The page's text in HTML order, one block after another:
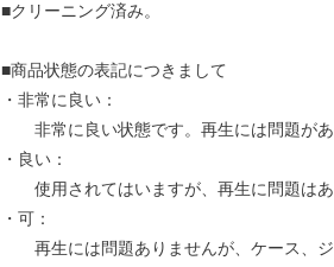
■クリーニング済み。
■商品状態の表記につきまして
・非常に良い：
非常に良い状態です。再生には問題があ
・良い：
使用されてはいますが、再生に問題はあ
・可：
再生には問題ありませんが、ケース、ジ